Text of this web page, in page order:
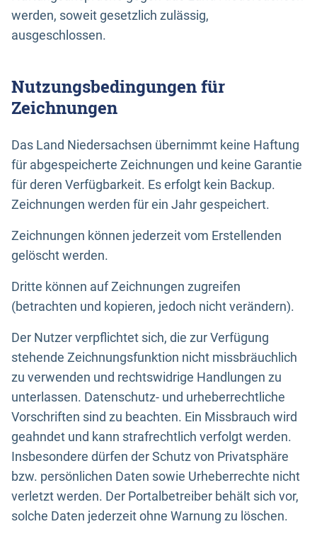
werden, soweit gesetzlich zulässig,
ausgeschlossen.
Nutzungsbedingungen für
Zeichnungen
Das Land Niedersachsen übernimmt keine Haftung
für abgespeicherte Zeichnungen und keine Garantie
für deren Verfügbarkeit. Es erfolgt kein Backup.
Zeichnungen werden für ein Jahr gespeichert.
Zeichnungen können jederzeit vom Erstellenden
gelöscht werden.
Dritte können auf Zeichnungen zugreifen
(betrachten und kopieren, jedoch nicht verändern).
Der Nutzer verpflichtet sich, die zur Verfügung
stehende Zeichnungsfunktion nicht missbräuchlich
zu verwenden und rechtswidrige Handlungen zu
unterlassen. Datenschutz- und urheberrechtliche
Vorschriften sind zu beachten. Ein Missbrauch wird
geahndet und kann strafrechtlich verfolgt werden.
Insbesondere dürfen der Schutz von Privatsphäre
bzw. persönlichen Daten sowie Urheberrechte nicht
verletzt werden. Der Portalbetreiber behält sich vor,
solche Daten jederzeit ohne Warnung zu löschen.